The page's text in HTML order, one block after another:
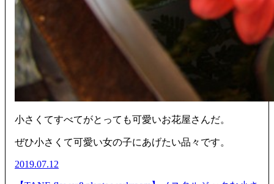
小さくてすべてがとっても可愛いお花屋さんだ。
ぜひ小さくて可愛い女の子にあげたい品々です。
2019.07.12